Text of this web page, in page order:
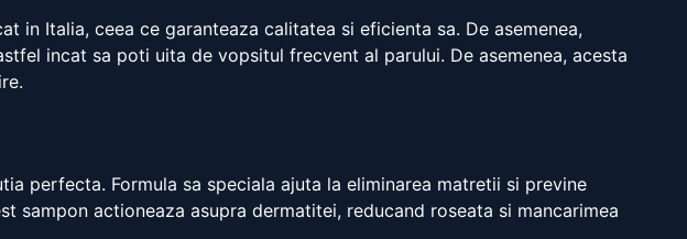
in Italia, ceea ce garanteaza calitatea si eficienta sa. De asemenea,
incat sa poti uita de vopsitul frecvent al parului. De asemenea, acesta
perfecta. Formula sa speciala ajuta la eliminarea matretii si previne
sampon actioneaza asupra dermatitei, reducand roseata si mancarimea